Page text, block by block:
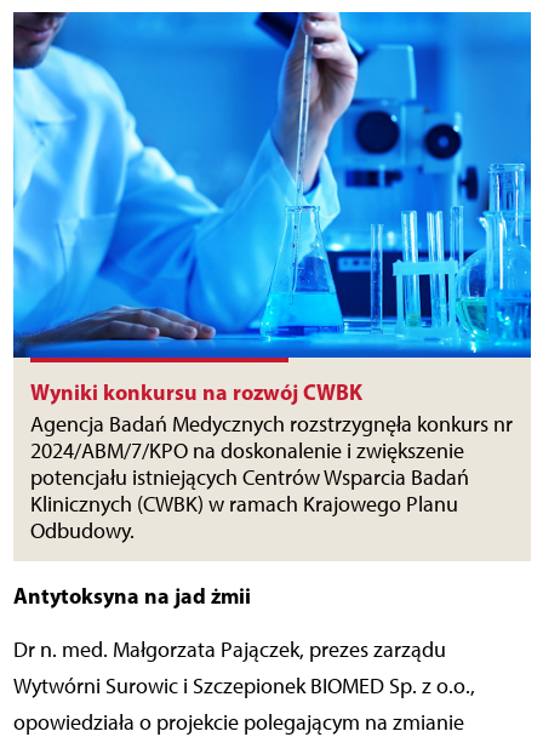
Wyniki konkursu na rozwój CWBK
Agencja Badań Medycznych rozstrzygnęła konkurs nr
2024/ABM/7/KPO na doskonalenie i zwiększenie
potencjału istniejących Centrów Wsparcia Badań
Klinicznych (CWBK) w ramach Krajowego Planu
Odbudowy.
Antytoksyna na jad żmii
Dr n. med. Małgorzata Pajączek, prezes zarządu
Wytwórni Surowic i Szczepionek BIOMED Sp. z o.o.,
opowiedziała o projekcie polegającym na zmianie